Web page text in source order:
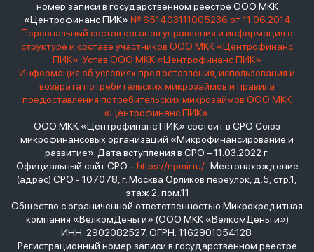
номер записи в государственном реестре ООО МКК
«Центрофинанс ПИК» № 651403111005236 от 11.06.2014
Персональный состав органов управления и информация о
структуре и составе участников ООО МКК «Центрофинанс
ПИК» Устав ООО МКК «Центрофинанс ПИК»
Информация об условиях предоставления, использования и
возврата потребительских микрозаймов и правила
предоставления потребительских микрозаймов ООО МКК
«Центрофинанс ПИК»
ООО МКК «Центрофинанс ПИК» состоит в СРО Союз
микрофинансовых организаций «Микрофинансирование и
развитие». Дата вступления в СРО – 11.03.2022 г.
Официальный сайт СРО –https://npmir.ru/. Местонахождение
(адрес) СРО - 107078, г. Москва Орликов переулок, д.5, стр.1,
этаж 2, пом.11
Общество с ограниченной ответственностью Микрокредитная
компания «ВелкомДеньги» (ООО МКК «ВелкомДеньги»)
ИНН: 2902082527, ОГРН: 1162901054128
Регистрационный номер записи в государственном реестре